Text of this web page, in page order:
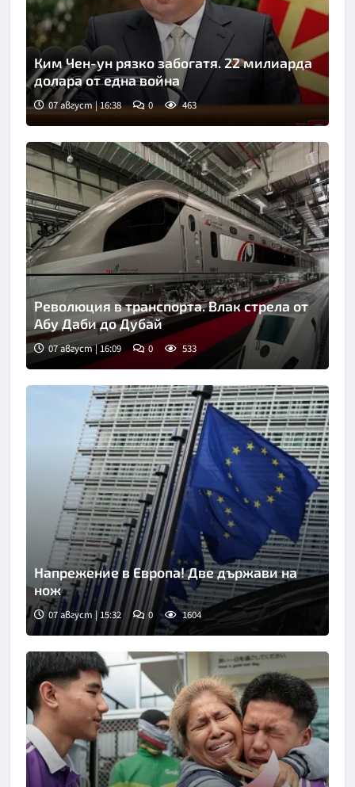
Ким Чен-ун рязко забогатя. 22 милиарда
долара от една война
07 август | 16:38 0 463
Революция в транспорта. Влак стрела от
Абу Даби до Дубай
07 август | 16:09 0 533
Снимка: АП/БТА
Напрежение в Европа! Две държави на
нож
07 август | 15:32 0 1604